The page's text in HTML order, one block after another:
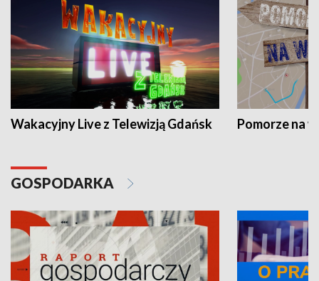
Wakacyjny Live z Telewizją Gdańsk Pomorze na
GOSPODARKA